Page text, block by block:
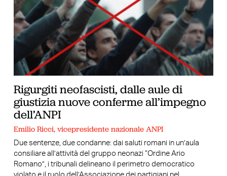
Rigurgiti neofascisti, dalle aule di
giustizia nuove conferme all’impegno
dell’ANPI
Emilio Ricci, vicepresidente nazionale ANPI
Due sentenze, due condanne: dai saluti romani in un’aula
consiliare all’attività del gruppo neonazi “Ordine Ario
Romano”, i tribunali delineano il perimetro democratico